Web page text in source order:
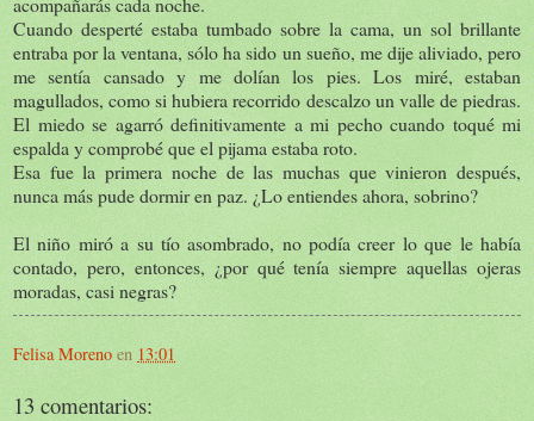
Cuando desperté estaba tumbado sobre la cama, un sol brillante
entraba por la ventana, sólo ha sido un sueño, me dije aliviado, pero
me sentía cansado y me dolían los pies. Los miré, estaban
magullados, como si hubiera recorrido descalzo un valle de piedras.
El miedo se agarró definitivamente a mi pecho cuando toqué mi
espalda y comprobé que el pijama estaba roto.
Esa fue la primera noche de las muchas que vinieron después,
nunca más pude dormir en paz. ¿Lo entiendes ahora, sobrino?
El niño miró a su tío asombrado, no podía creer lo que le había
contado, pero, entonces, ¿por qué tenía siempre aquellas ojeras
moradas, casi negras?
Felisa Moreno en 13:01
13 comentarios: